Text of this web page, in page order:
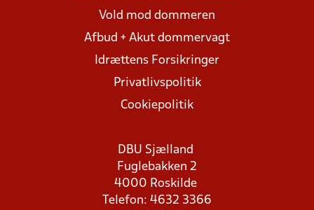
Vold mod dommeren
Afbud + Akut dommervagt
Idrættens Forsikringer
Privatlivspolitik
Cookiepolitik
DBU Sjælland
Fuglebakken 2
4000 Roskilde
Telefon: 4632 3366